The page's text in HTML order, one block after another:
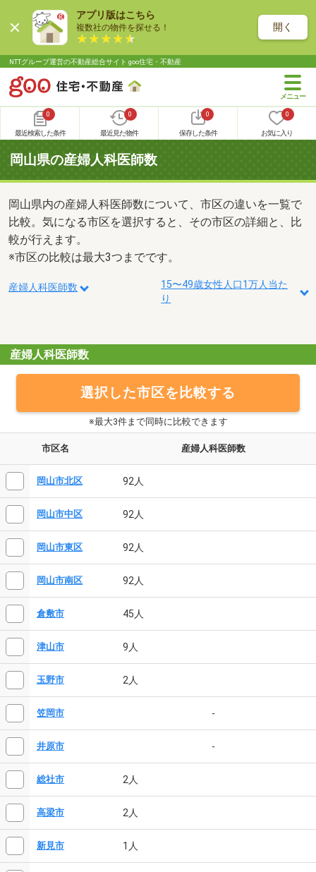
アプリ版はこちら
複数社の物件を探せる！ 開く
NTTグループ運営の不動産総合サイト goo住宅・不動産
0
最近検索した条件
0
最近見た物件
0
保存した条件
0
お気に入り
岡山県の産婦人科医師数
岡山県内の産婦人科医師数について、市区の違いを一覧で
比較。気になる市区を選択すると、その市区の詳細と、比
較が行えます。
※市区の比較は最大3つまでです。
産婦人科医師数
15〜49歳女性人口1万人当た
り
産婦人科医師数
選択した市区を比較する
※最大3件まで同時に比較できます
市区名 産婦人科医師数
岡山市北区 92人
岡山市中区 92人
岡山市東区 92人
岡山市南区 92人
倉敷市 45人
津山市 9人
玉野市 2人
笠岡市 -
井原市 -
総社市 2人
高梁市 2人
新見市 1人